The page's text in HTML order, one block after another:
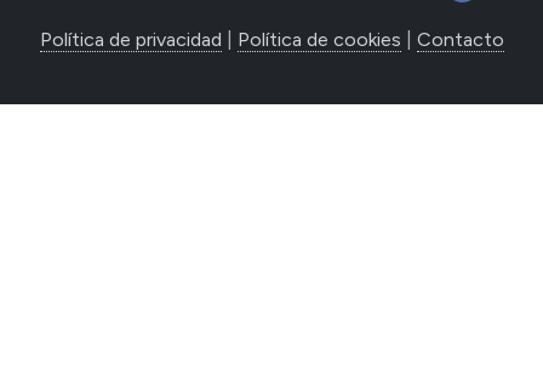
Política de privacidad Política de cookies Contacto